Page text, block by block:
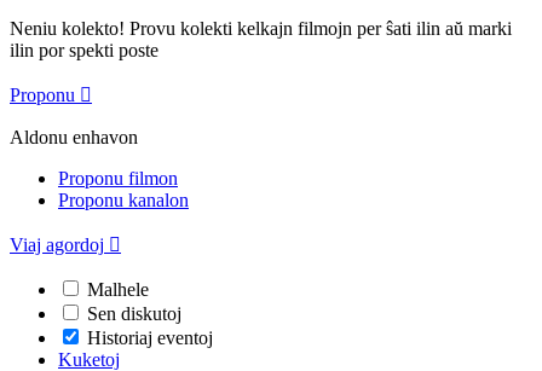
Neniu kolekto! Provu kolekti kelkajn filmojn per ŝati ilin aŭ marki
ilin por spekti poste
Proponu 
Aldonu enhavon
Proponu filmon
Proponu kanalon
Viaj agordoj 
Malhele
Sen diskutoj
Historiaj eventoj
Kuketoj